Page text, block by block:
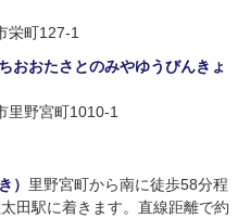
栄町127-1
おおたさとのみやゆうびんきょ
里野宮町1010-1
） 里野宮町から南に徒歩58分程
田駅に着きます。直線距離で約